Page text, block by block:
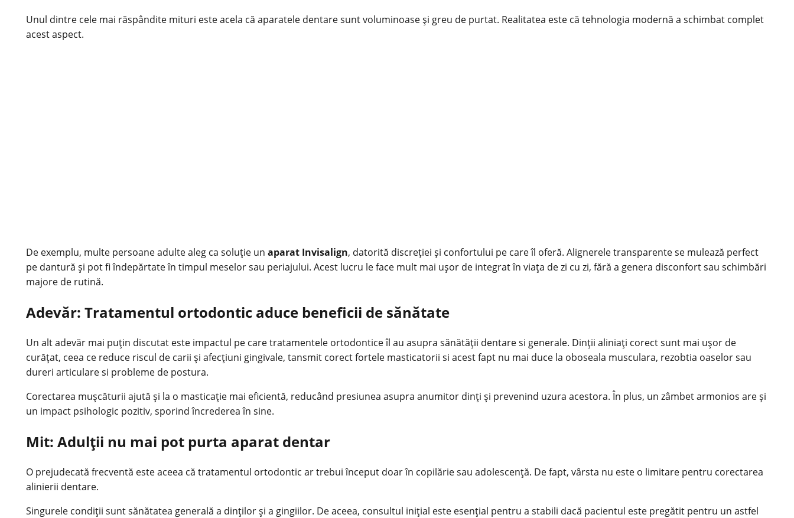
Unul dintre cele mai răspândite mituri este acela că aparatele dentare sunt voluminoase și greu de purtat. Realitatea este că tehnologia modernă a schimbat complet
acest aspect.
De exemplu, multe persoane adulte aleg ca soluție un aparat Invisalign, datorită discreției și confortului pe care îl oferă. Alignerele transparente se mulează perfect
pe dantură și pot fi îndepărtate în timpul meselor sau periajului. Acest lucru le face mult mai ușor de integrat în viața de zi cu zi, fără a genera disconfort sau schimbări
majore de rutină.
Adevăr: Tratamentul ortodontic aduce beneficii de sănătate
Un alt adevăr mai puțin discutat este impactul pe care tratamentele ortodontice îl au asupra sănătății dentare si generale. Dinții aliniați corect sunt mai ușor de
curățat, ceea ce reduce riscul de carii și afecțiuni gingivale, tansmit corect fortele masticatorii si acest fapt nu mai duce la oboseala musculara, rezobtia oaselor sau
dureri articulare si probleme de postura.
Corectarea mușcăturii ajută și la o masticație mai eficientă, reducând presiunea asupra anumitor dinți și prevenind uzura acestora. În plus, un zâmbet armonios are și
un impact psihologic pozitiv, sporind încrederea în sine.
Mit: Adulții nu mai pot purta aparat dentar
O prejudecată frecventă este aceea că tratamentul ortodontic ar trebui început doar în copilărie sau adolescență. De fapt, vârsta nu este o limitare pentru corectarea
alinierii dentare.
Singurele condiții sunt sănătatea generală a dinților și a gingiilor. De aceea, consultul inițial este esențial pentru a stabili dacă pacientul este pregătit pentru un astfel